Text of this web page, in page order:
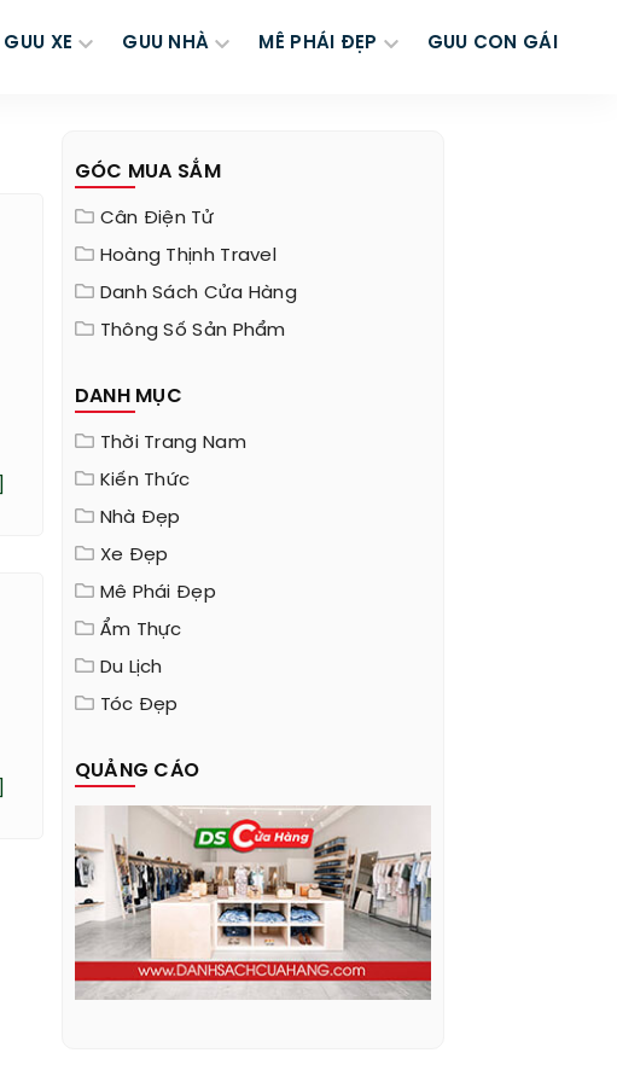
GUU XE GUU NHÀ MÊ PHÁI ĐẸP GUU CON GÁI
GÓC MUA SẮM
Cân Điện Tử
Hoàng Thịnh Travel
Danh Sách Cửa Hàng
Thông Số Sản Phẩm
DANH MỤC
Thời Trang Nam
Kiến Thức
Nhà Đẹp
Xe Đẹp
Mê Phái Đẹp
Ẩm Thực
Du Lịch
Tóc Đẹp
QUẢNG CÁO